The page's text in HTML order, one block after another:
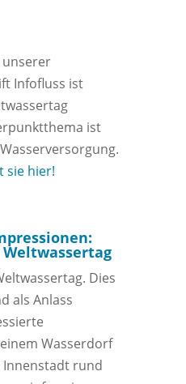
unserer
Infofluss ist
ist
sie hier!
Dies
als Anlass
Wasserdorf
rund